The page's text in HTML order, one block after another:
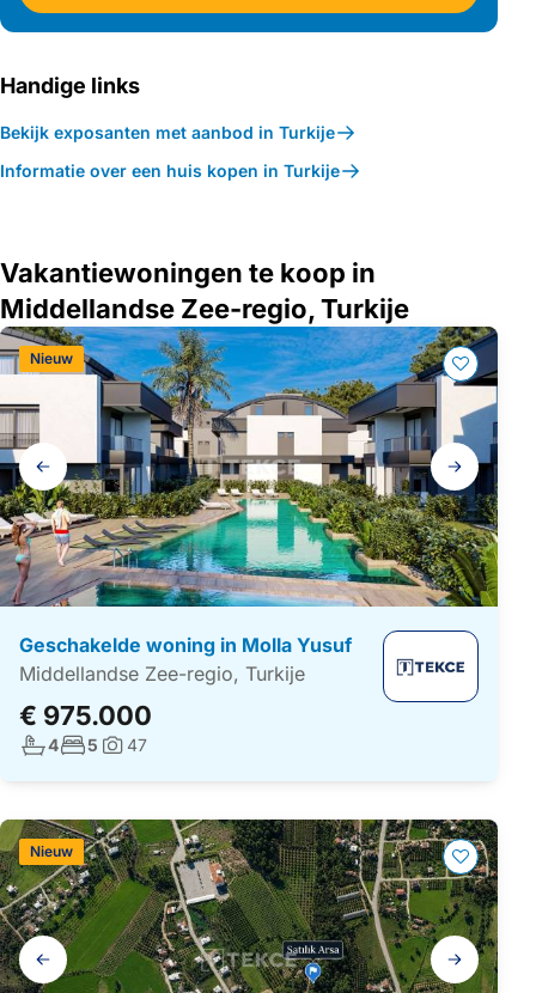
Handige links
Bekijk exposanten met aanbod in Turkije
Informatie over een huis kopen in Turkije
Vakantiewoningen te koop in
Middellandse Zee-regio, Turkije
Galerij
navigatie
Geschakelde woning in Molla Yusuf
Middellandse Zee-regio, Turkije
€ 975.000
Nieuw
Aantal badkamers:
4Aantal slaapkamers:
5 Foto's:
47
Galerij
navigatie
Nieuw